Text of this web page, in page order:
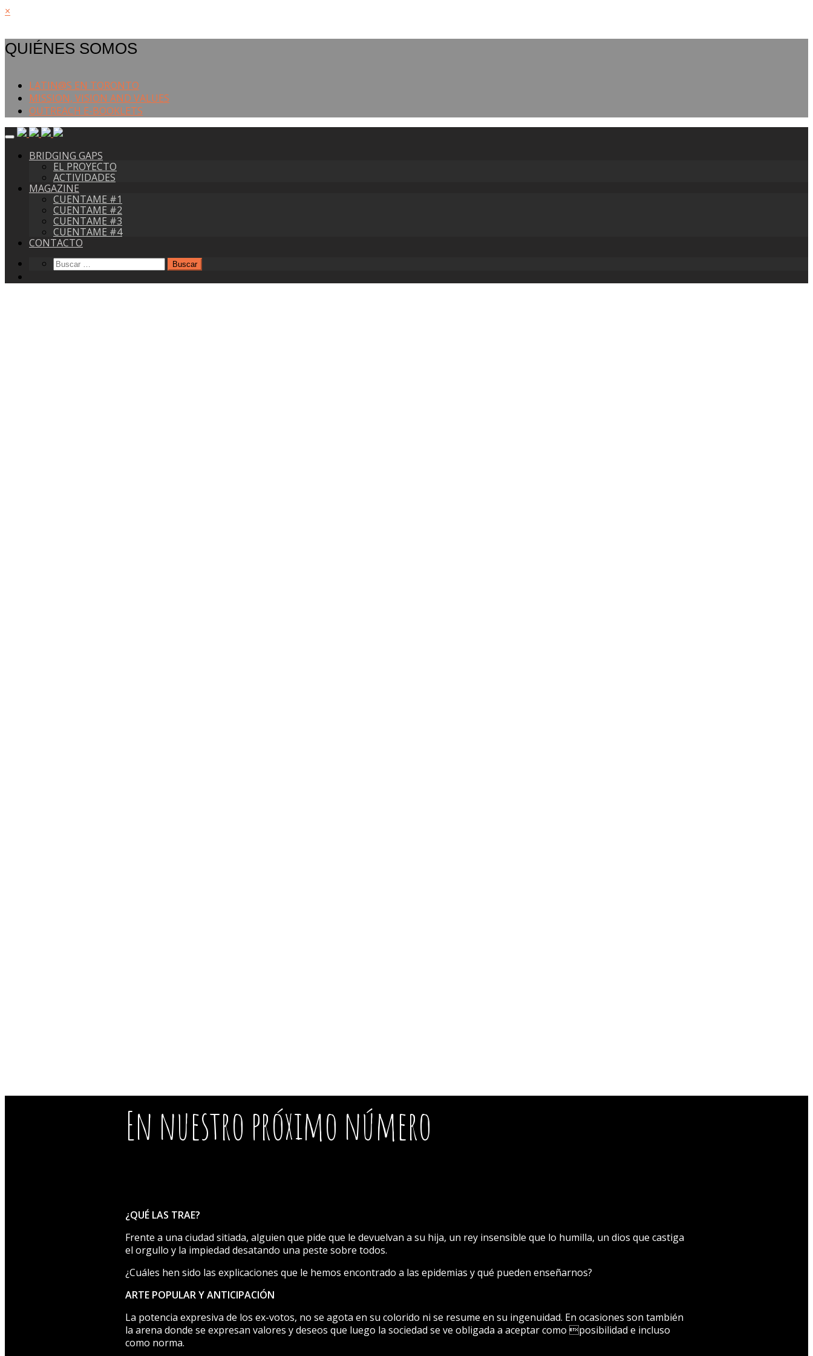
×
QUIÉNES SOMOS
LATIN@S EN TORONTO
MISSION, VISION AND VALUES
OUTREACH E-BOOKLETS
Salir
contenidoBRIDGING GAPS
EL PROYECTO
ACTIVIDADES
MAGAZINE
CUENTAME #1
CUENTAME #2
CUENTAME #3
CUENTAME #4
CONTACTO
En nuestro próximo número
¿QUÉ LAS TRAE?
Frente a una ciudad sitiada, alguien que pide que le devuelvan a su hija, un rey insensible que lo humilla, un dios que castiga
el orgullo y la impiedad desatando una peste sobre todos.
¿Cuáles hen sido las explicaciones que le hemos encontrado a las epidemias y qué pueden enseñarnos?
ARTE POPULAR Y ANTICIPACIÓN
La potencia expresiva de los ex-votos, no se agota en su colorido ni se resume en su ingenuidad. En ocasiones son también
la arena donde se expresan valores y deseos que luego la sociedad se ve obligada a aceptar como posibilidad e incluso
como norma.